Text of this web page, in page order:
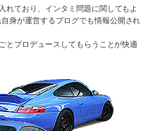
れており、インタミ問題に関してもよ
身が運営するブログでも情報公開され
とプロデュースしてもらうことが快適